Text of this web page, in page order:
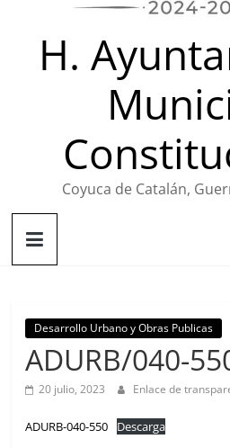
H.
Coyuca de Catalán,
Desarrollo Urbano y Obras Publicas
ADURB/040-
20 julio, 2023 Enlace de
ADURB-040-550 Descarga